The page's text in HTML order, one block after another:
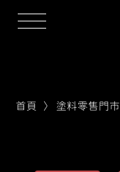
首頁 〉 塗料零售門市